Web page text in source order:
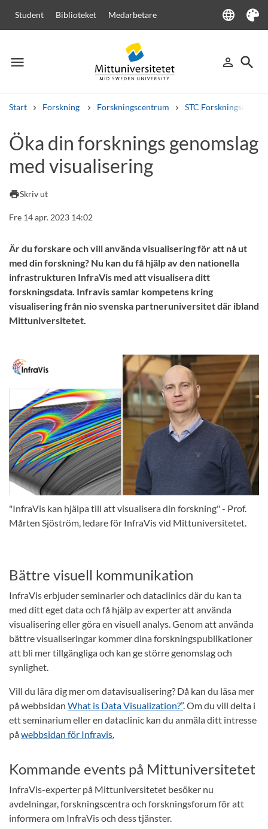
Student Biblioteket Medarbetare language
Language
Tema
menu
Meny person_outline
Logga in
search
Sök
Start Forskning Forskningscentrum STC Forskningscenter
Sök
Andra söktjänster
Kurser och program KursplanerVälkomstbrev
Öka din forsknings genomslag
med visualisering
printSkriv ut
Fre 14 apr. 2023 14:02
Är du forskare och vill använda visualisering för att nå ut
med din forskning? Nu kan du få hjälp av den nationella
infrastrukturen InfraVis med att visualisera ditt
forskningsdata. Infravis samlar kompetens kring
visualisering från nio svenska partneruniversitet där ibland
Mittuniversitetet.
"InfraVis kan hjälpa till att visualisera din forskning" - Prof.
Mårten Sjöström, ledare för InfraVis vid Mittuniversitetet.
Bättre visuell kommunikation
InfraVis erbjuder seminarier och dataclinics där du kan ta
med ditt eget data och få hjälp av experter att använda
visualisering eller göra en visuell analys. Genom att använda
bättre visualiseringar kommer dina forskningspublikationer
att bli mer tillgängliga och kan ge större genomslag och
synlighet.
Vill du lära dig mer om datavisualisering? Då kan du läsa mer
på webbsidan What is Data Visualization?”. Om du vill delta i
ett seminarium eller en dataclinic kan du anmäla ditt intresse
påwebbsidan för Infravis.
Kommande events på Mittuniversitetet
InfraVis-experter på Mittuniversitetet besöker nu
avdelningar, forskningscentra och forskningsforum för att
informera om InfraVis och dess tjänster.